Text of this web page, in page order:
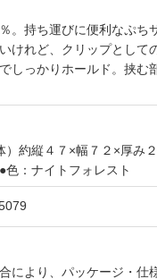
。持ち運びに便利なぷち
けれど、クリップとして
しっかりホールド。挟む
）約縦４７×幅７２×厚み
色：ナイトフォレスト
により、パッケージ・仕